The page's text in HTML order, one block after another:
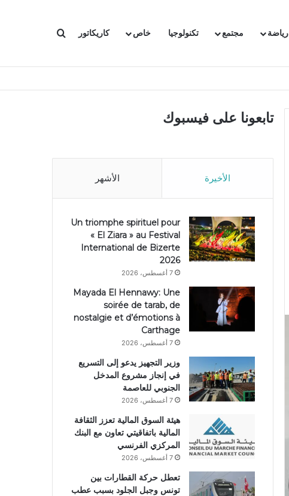
رياضة مجتمع تكنولوجيا خاص كاريكاتور بحث عن
تابعونا على فيسبوك
الأخيرة الأشهر
Un triomphe spirituel pour
« El Ziara » au Festival
International de Bizerte
2026
7 أغسطس، 2026
Mayada El Hennawy: Une
soirée de tarab, de
nostalgie et d’émotions à
Carthage
7 أغسطس، 2026
وزير التجهيز يدعو إلى التسريع
في إنجاز مشروع المدخل
الجنوبي للعاصمة
7 أغسطس، 2026
هيئة السوق المالية تعزز الثقافة
المالية باتفاقيتي تعاون مع البنك
المركزي الفرنسي
7 أغسطس، 2026
تعطل حركة القطارات بين
تونس وجبل الجلود بسبب عطب